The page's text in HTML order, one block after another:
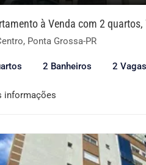
à Venda com 2 quartos,
Ponta Grossa-PR
2 Banheiros 2 Vagas
informações